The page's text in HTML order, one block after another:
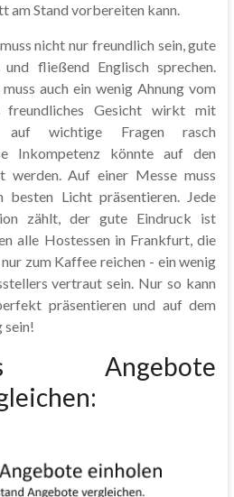
am Stand vorbereiten kann.
nicht nur freundlich sein, gute
und fließend Englisch sprechen.
auch ein wenig Ahnung vom
freundliches Gesicht wirkt mit
auf wichtige Fragen rasch
Inkompetenz könnte auf den
werden. Auf einer Messe muss
Licht präsentieren. Jede
zählt, der gute Eindruck ist
alle Hostessen in Frankfurt, die
zum Kaffee reichen - ein wenig
vertraut sein. Nur so kann
präsentieren und auf dem
sein!
Angebote